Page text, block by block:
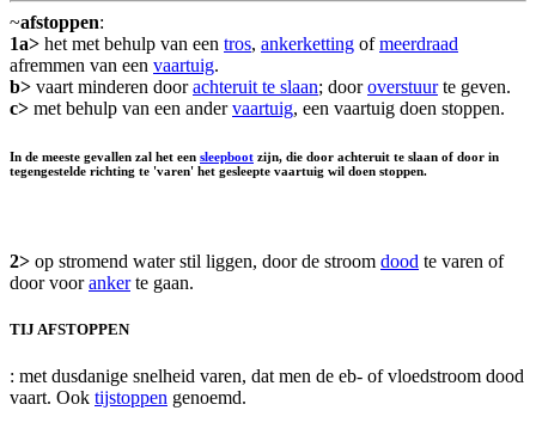
~afstoppen:
1a> het met behulp van een tros, ankerketting ofmeerdraad
afremmen van een vaartuig.
b> vaart minderen doorachteruit te slaan; dooroverstuurte geven.
c> met behulp van een andervaartuig, een vaartuig doen stoppen.
In de meeste gevallen zal het een sleepboot zijn, die door achteruit te slaan of door in
tegengestelde richting te 'varen' het gesleepte vaartuig wil doen stoppen.
2> op stromend water stil liggen, door de stroom dood te varen of
door voorankerte gaan.
TIJ AFSTOPPEN
: met dusdanige snelheid varen, dat men de eb- of vloedstroom dood
vaart. Ook tijstoppen genoemd.